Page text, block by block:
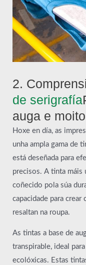
2.
de serigrafía
auga e
Hoxe en día, as
unha ampla gama de
está deseñada para
precisos. A tinta máis
coñecido pola súa
capacidade para
resaltan na roupa.
As tintas a base de
transpirable, ideal
ecolóxicas. Estas